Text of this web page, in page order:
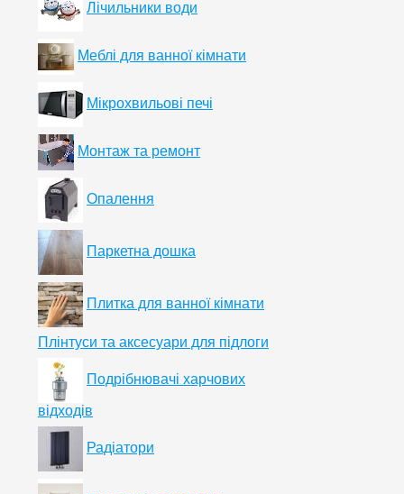
Лічильники води
Меблі для ванної кімнати
Мікрохвильові печі
Монтаж та ремонт
Опалення
Паркетна дошка
Плитка для ванної кімнати
Плінтуси та аксесуари для підлоги
Подрібнювачі харчових
відходів
Радіатори